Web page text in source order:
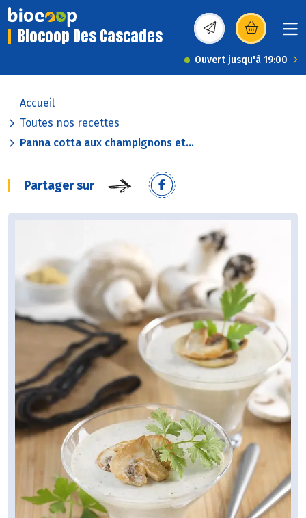
Biocoop Des Cascades (s’ouvre dans une
Ouvert jusqu'à 19:00
Accueil
Toutes nos recettes
Panna cotta aux champignons et...
Partager sur